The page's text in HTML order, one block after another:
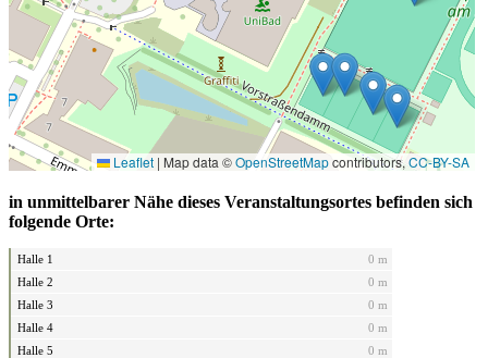
Leaflet | Map data ©OpenStreetMapcontributors,CC-BY-SA
in unmittelbarer Nähe dieses Veranstaltungsortes befinden sich
folgende Orte:
Halle 1
0 m
Halle 2
0 m
Halle 3
0 m
Halle 4
0 m
Halle 5
0 m